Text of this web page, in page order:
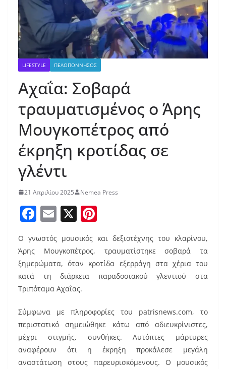
LIFESTYLE ΠΕΛΟΠΟΝΝΗΣΟΣ
Αχαΐα: Σοβαρά
τραυματισμένος ο Άρης
Μουγκοπέτρος από
έκρηξη κροτίδας σε
γλέντι
21 Απριλίου 2025 Nemea Press
F
c
e
b
o
o
k
E
ai
l
X
er
e
st
Ο γνωστός μουσικός και δεξιοτέχνης του κλαρίνου,
Άρης Μουγκοπέτρος, τραυματίστηκε σοβαρά τα
ξημερώματα, όταν κροτίδα εξερράγη στα χέρια του
κατά τη διάρκεια παραδοσιακού γλεντιού στα
Τριπόταμα Αχαΐας.
Σύμφωνα με πληροφορίες του patrisnews.com, το
περιστατικό σημειώθηκε κάτω από αδιευκρίνιστες,
μέχρι στιγμής, συνθήκες. Αυτόπτες μάρτυρες
αναφέρουν ότι η έκρηξη προκάλεσε μεγάλη
αναστάτωση στους παρευρισκόμενους. Ο μουσικός